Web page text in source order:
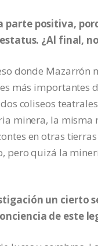
parte positiva,
¿Al final,
donde Mazarrón
más importantes
coliseos
minera, la
en otras
pero quizá la
un cierto
de este